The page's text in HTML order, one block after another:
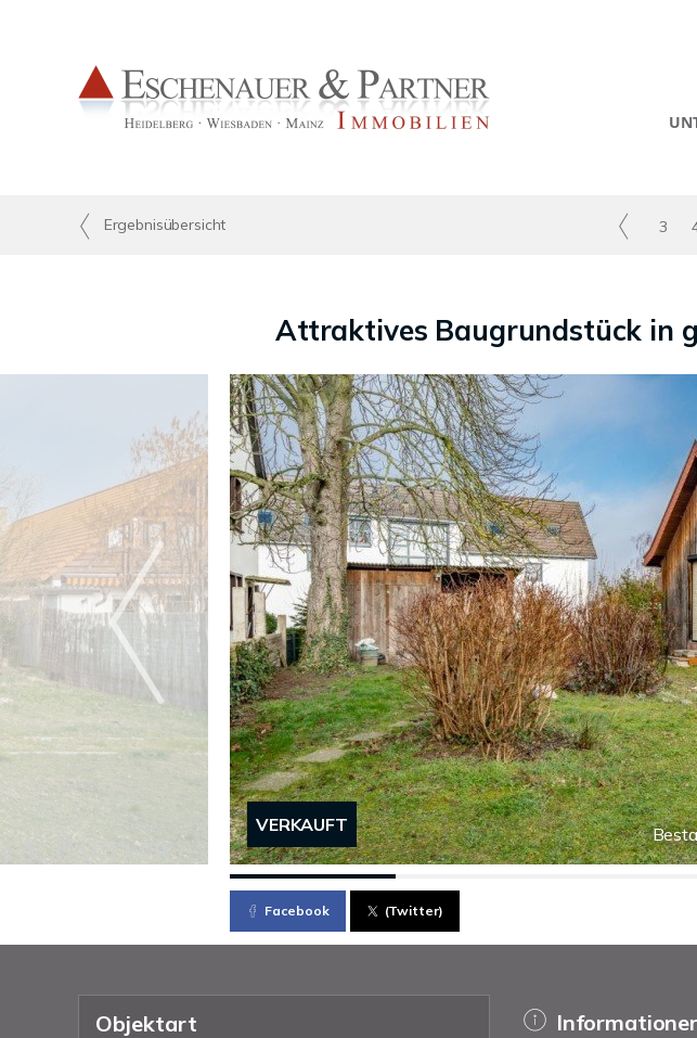
Ergebnisübersicht 3
Attraktives Baugrundstück in
VERKAUFT
Facebook (Twitter)
Objektart